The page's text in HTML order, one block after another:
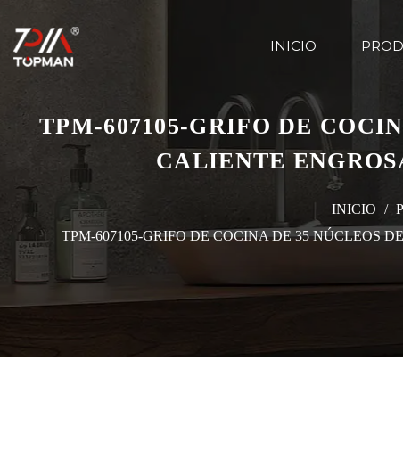
INICIO
TPM-607105-GRIFO DE
CALIENTE
INICIO /
TPM-607105-GRIFO DE COCINA DE 35 NÚCLEOS